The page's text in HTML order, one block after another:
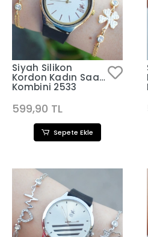
Siyah Silikon
Kordon Kadın Saat
Kombini 2533
599,90 TL
Sepete Ekle